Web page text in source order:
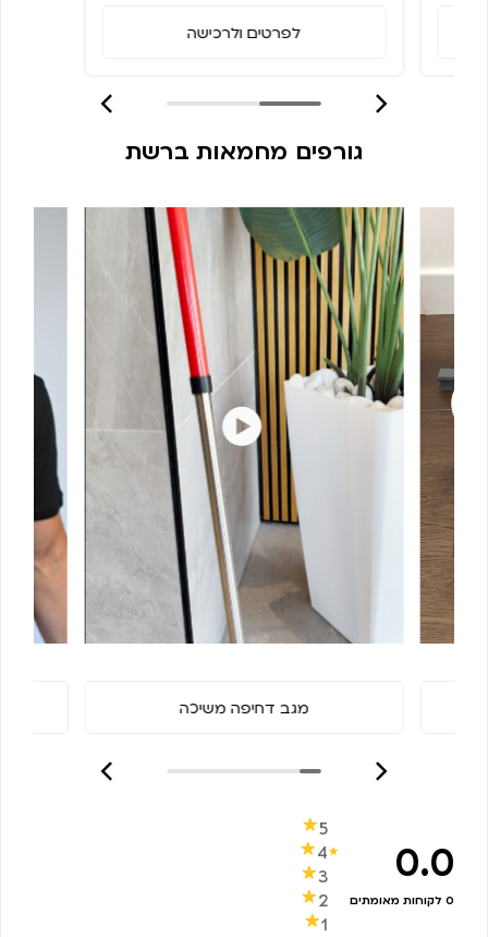
לפרטים ולרכישה
גורפים מחמאות ברשת
מגב דחיפה משיכה
0.0
0 לקוחות מאומתים
5
4
3
2
1